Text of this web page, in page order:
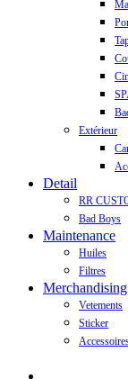
Extérieur
Detail
RR
Bad Boys
Maintenance
Huiles
Filtres
Merchandising
Vetements
Sticker